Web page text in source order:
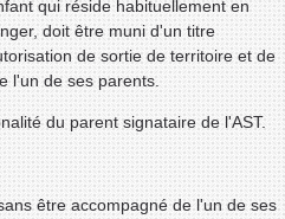
qui réside habituellement en
doit être muni d'un titre
de sortie de territoire et de
l'un de ses parents.
du parent signataire de l'AST.
être accompagné de l'un de ses